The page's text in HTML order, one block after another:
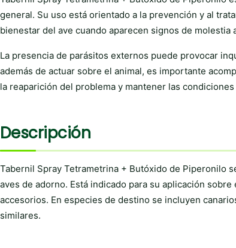
general. Su uso está orientado a la prevención y al
bienestar del ave cuando aparecen signos de molestia
La presencia de parásitos externos puede provocar
además de actuar sobre el animal, es importante
la reaparición del problema y mantener las
Descripción
Tabernil Spray Tetrametrina + Butóxido de Piperonilo
aves de adorno. Está indicado para su aplicación
accesorios. En especies de destino se incluyen
similares.